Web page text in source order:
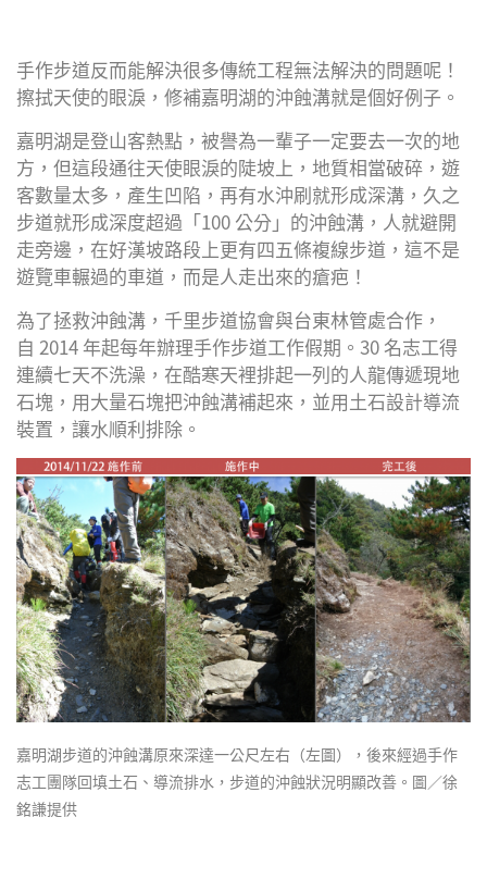
手作步道反而能解決很多傳統工程無法解決的問題呢！
擦拭天使的眼淚，修補嘉明湖的沖蝕溝就是個好例子。
嘉明湖是登山客熱點，被譽為一輩子一定要去一次的地
方，但這段通往天使眼淚的陡坡上，地質相當破碎，遊
客數量太多，產生凹陷，再有水沖刷就形成深溝，久之
步道就形成深度超過「100 公分」的沖蝕溝，人就避開
走旁邊，在好漢坡路段上更有四五條複線步道，這不是
遊覽車輾過的車道，而是人走出來的瘡疤！
為了拯救沖蝕溝，千里步道協會與台東林管處合作，
自 2014 年起每年辦理手作步道工作假期。30 名志工得
連續七天不洗澡，在酷寒天裡排起一列的人龍傳遞現地
石塊，用大量石塊把沖蝕溝補起來，並用土石設計導流
裝置，讓水順利排除。
嘉明湖步道的沖蝕溝原來深達一公尺左右（左圖），後來經過手作
志工團隊回填土石、導流排水，步道的沖蝕狀況明顯改善。圖／徐
銘謙提供